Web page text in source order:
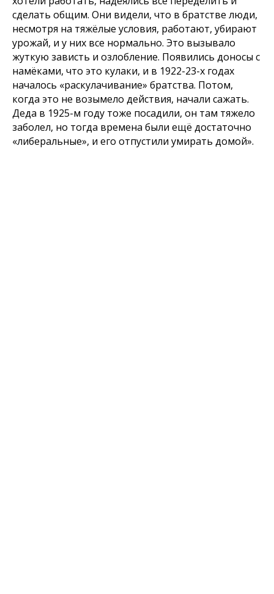
сделать общим. Они видели, что в братстве люди,
несмотря на тяжёлые условия, работают, убирают
урожай, и у них все нормально. Это вызывало
жуткую зависть и озлобление. Появились доносы с
намёками, что это кулаки, и в 1922-23-х годах
началось «раскулачивание» братства. Потом,
когда это не возымело действия, начали сажать.
Деда в 1925-м году тоже посадили, он там тяжело
заболел, но тогда времена были ещё достаточно
«либеральные», и его отпустили умирать домой».